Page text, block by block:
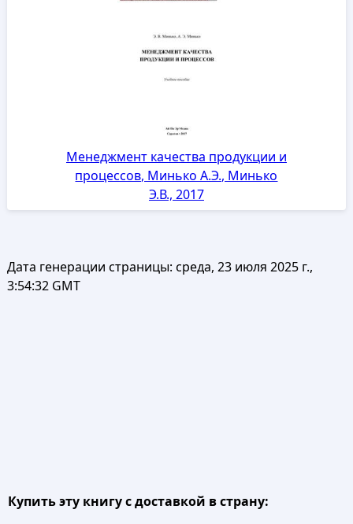
Менеджмент качества продукции и
процессов, Минько А.Э., Минько
Э.В., 2017
Дата генерации страницы: среда, 23 июля 2025 г.,
3:54:32 GMT
Купить эту книгу с доставкой в страну: